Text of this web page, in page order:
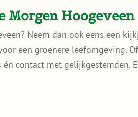
Morgen Hoogeveen
Neem dan ook eens een
een groenere leefomgeving.
contact met gelijkgestemden.